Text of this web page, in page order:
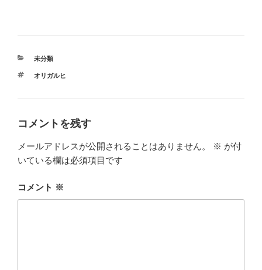
カ
ゴ
未分類
タ
オリガルヒ
コメントを残す
メールアドレスが公開されることはありません。 ※ が付
いている欄は必須項目です
コメント ※